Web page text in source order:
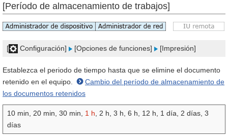
[Período de almacenamiento de trabajos]
[ Configuración] [Opciones de funciones] [Impresión]
Establezca el periodo de tiempo hasta que se elimine el documento
retenido en el equipo.
Cambio del período de almacenamiento de
los documentos retenidos
10 min, 20 min, 30 min, 1 h , 2 h, 3 h, 6 h, 12 h, 1 día, 2 días, 3
días